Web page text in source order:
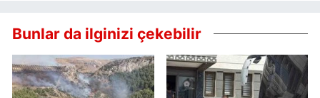
Bunlar da ilginizi çekebilir